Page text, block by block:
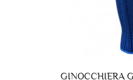
GINOCCHIERA